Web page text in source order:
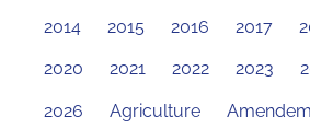
2014 2015 2016 2017
2020 2021 2022 2023
2026 Agriculture